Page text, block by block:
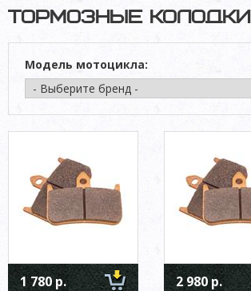
ТОРМОЗНЫЕ КОЛОДКИ
Модель мотоцикла:
1 780 р. 2 980 р.